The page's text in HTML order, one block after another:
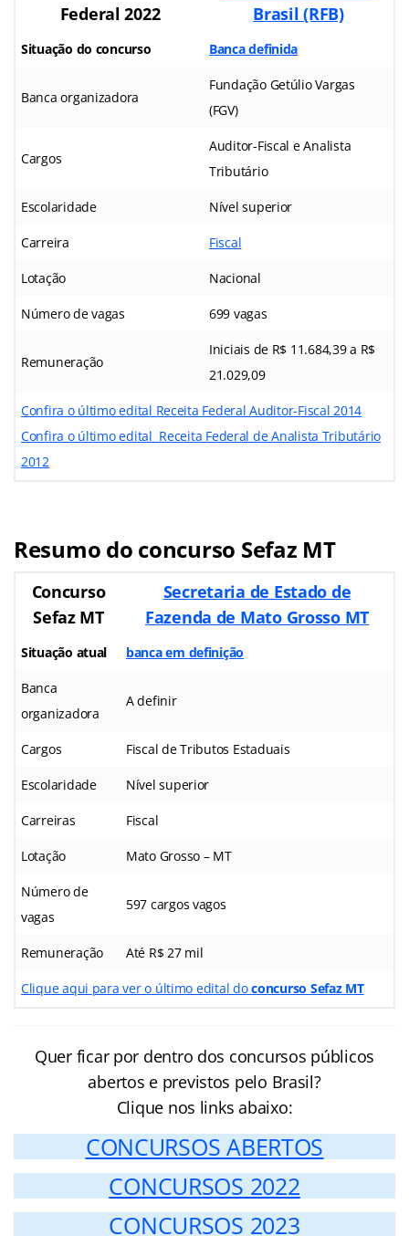
Federal 2022
Brasil (RFB)
Situação do concurso Banca definida
Banca organizadora
Fundação Getúlio Vargas
(FGV)
Cargos
Auditor-Fiscal e Analista
Tributário
Escolaridade Nível superior
Carreira Fiscal
Lotação Nacional
Número de vagas 699 vagas
Remuneração
Iniciais de R$ 11.684,39 a R$
21.029,09
Confira o último edital Receita Federal Auditor-Fiscal 2014
Confira o último edital Receita Federal de Analista Tributário
2012
Resumo do concurso Sefaz MT
Concurso
Sefaz MT
Secretaria de Estado de
Fazenda de Mato Grosso MT
Situação atual banca em definição
Banca
organizadora
A definir
Cargos Fiscal de Tributos Estaduais
Escolaridade Nível superior
Carreiras Fiscal
Lotação Mato Grosso – MT
Número de
vagas
597 cargos vagos
Remuneração Até R$ 27 mil
Clique aqui para ver o último edital doconcurso Sefaz MT
Quer ficar por dentro dos concursos públicos
abertos e previstos pelo Brasil?
Clique nos links abaixo:
CONCURSOS ABERTOS
CONCURSOS 2022
CONCURSOS 2023